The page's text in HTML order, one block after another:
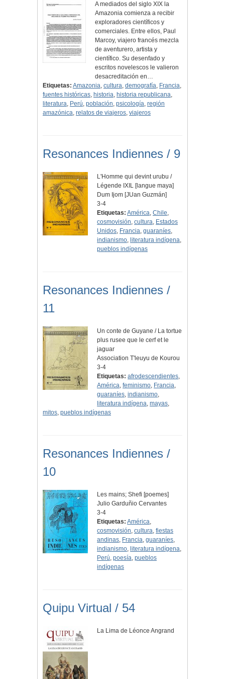
A mediados del siglo XIX la
Amazonia comienza a recibir
exploradores científicos y
comerciales. Entre ellos, Paul
Marcoy, viajero francés mezcla
de aventurero, artista y
científico. Su desenfado y
escritos novelescos le valieron
desacreditación en…
Etiquetas: Amazonia, cultura, demografía, Francia,
fuentes históricas, historia, historia republicana,
literatura, Perú, población, psicología, región
amazónica, relatos de viajeros, viajeros
Resonances Indiennes / 9
L'Homme qui devint urubu /
Légende IXIL [langue maya]
Dum Ijom [JUan Guzmán]
3-4
Etiquetas: América,Chile,
cosmovisión,cultura, Estados
Unidos, Francia,guaraníes,
indianismo, literatura indígena,
pueblos indígenas
Resonances Indiennes /
11
Un conte de Guyane / La tortue
plus rusee que le cerf et le
jaguar
Association T'leuyu de Kourou
3-4
Etiquetas: afrodescendientes,
América,feminismo, Francia,
guaraníes,indianismo,
literatura indígena,mayas,
mitos, pueblos indígenas
Resonances Indiennes /
10
Les mains; Shefi [poemes]
Julio Garduñio Cervantes
3-4
Etiquetas: América,
cosmovisión,cultura,fiestas
andinas, Francia,guaraníes,
indianismo, literatura indígena,
Perú,poesía,pueblos
indígenas
Quipu Virtual / 54
La Lima de Léonce Angrand